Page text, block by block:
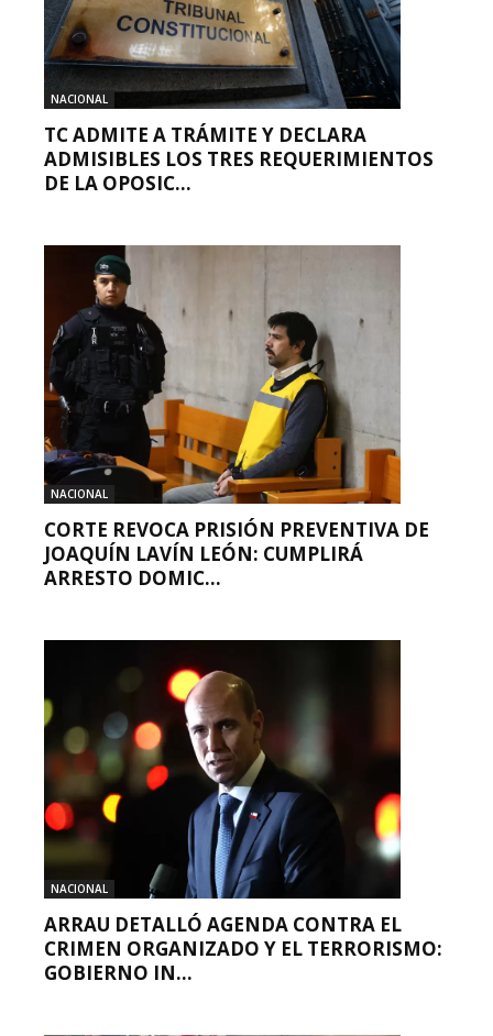
NACIONAL
TC ADMITE A TRÁMITE Y DECLARA
ADMISIBLES LOS TRES REQUERIMIENTOS
DE LA OPOSIC...
NACIONAL
CORTE REVOCA PRISIÓN PREVENTIVA DE
JOAQUÍN LAVÍN LEÓN: CUMPLIRÁ
ARRESTO DOMIC...
NACIONAL
ARRAU DETALLÓ AGENDA CONTRA EL
CRIMEN ORGANIZADO Y EL TERRORISMO:
GOBIERNO IN...